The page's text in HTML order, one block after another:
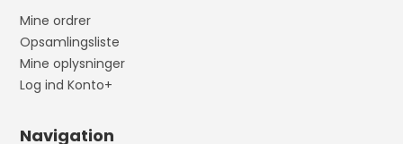
Mine ordrer
Opsamlingsliste
Mine oplysninger
Log ind Konto+
Navigation